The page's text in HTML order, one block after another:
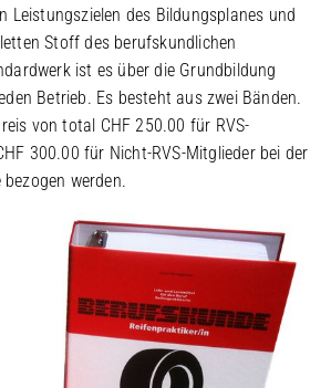
Leistungszielen des Bildungsplanes und
Stoff des berufskundlichen
ist es über die Grundbildung
Betrieb. Es besteht aus zwei Bänden.
von total CHF 250.00 für RVS-
300.00 für Nicht-RVS-Mitglieder bei der
werden.